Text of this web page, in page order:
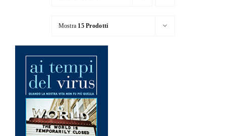
Le Collane
Catalogo
Mostra 15 Prodotti